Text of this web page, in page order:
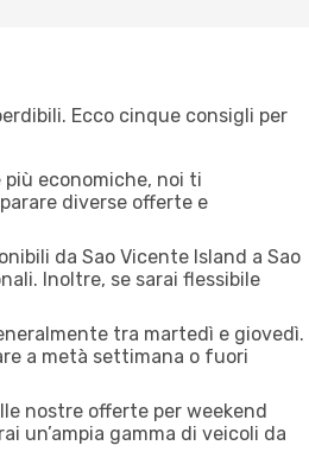
Ecco cinque consigli per
economiche, noi ti
diverse offerte e
da Sao Vicente Island a Sao
Inoltre, se sarai flessibile
tra martedì e giovedì.
a metà settimana o fuori
nostre offerte per weekend
un’ampia gamma di veicoli da